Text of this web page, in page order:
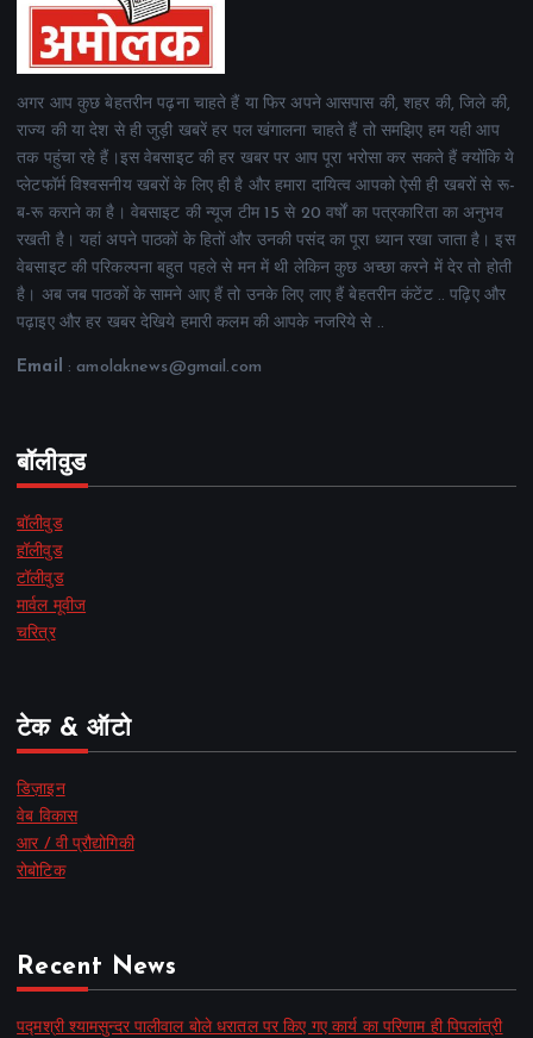
अगर आप कुछ बेहतरीन पढ़ना चाहते हैं या फिर अपने आसपास की, शहर की, जिले की,
राज्य की या देश से ही जुड़ी खबरें हर पल खंगालना चाहते हैं तो समझिए हम यही आप
तक पहुंचा रहे हैं।इस वेबसाइट की हर खबर पर आप पूरा भरोसा कर सकते हैं क्योंकि ये
प्लेटफॉर्म विश्वसनीय खबरों के लिए ही है और हमारा दायित्व आपको ऐसी ही खबरों से रू-
ब-रू कराने का है। वेबसाइट की न्यूज टीम 15 से 20 वर्षों का पत्रकारिता का अनुभव
रखती है। यहां अपने पाठकों के हितों और उनकी पसंद का पूरा ध्यान रखा जाता है। इस
वेबसाइट की परिकल्पना बहुत पहले से मन में थी लेकिन कुछ अच्छा करने में देर तो होती
है। अब जब पाठकों के सामने आए हैं तो उनके लिए लाए हैं बेहतरीन कंटेंट .. पढ़िए और
पढ़ाइए और हर खबर देखिये हमारी कलम की आपके नजरिये से ..
Email : amolaknews@gmail.com
बॉलीवुड
बॉलीवुड
हॉलीवुड
टॉलीवुड
मार्वल मूवीज
चरित्र
टेक & ऑटो
डिज़ाइन
वेब विकास
आर / वी प्रौद्योगिकी
रोबोटिक
Recent News
पद्मश्री श्यामसुन्दर पालीवाल बोले धरातल पर किए गए कार्य का परिणाम ही पिपलांत्री